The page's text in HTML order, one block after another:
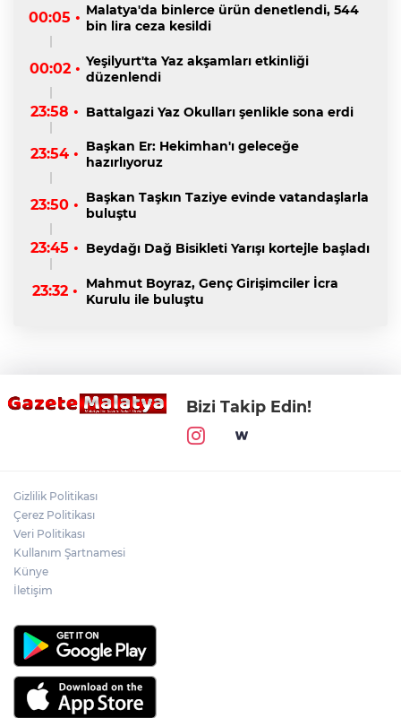
00:05 • Malatya'da binlerce ürün denetlendi, 544
bin lira ceza kesildi
00:02 • Yeşilyurt'ta Yaz akşamları etkinliği
düzenlendi
23:58 • Battalgazi Yaz Okulları şenlikle sona erdi
23:54 • Başkan Er: Hekimhan'ı geleceğe
hazırlıyoruz
23:50 • Başkan Taşkın Taziye evinde vatandaşlarla
buluştu
23:45 • Beydağı Dağ Bisikleti Yarışı kortejle başladı
23:32 •
Mahmut Boyraz, Genç Girişimciler İcra
Kurulu ile buluştu
Bizi Takip Edin!
Gizlilik Politikası
Çerez Politikası
Veri Politikası
Kullanım Şartnamesi
Künye
İletişim